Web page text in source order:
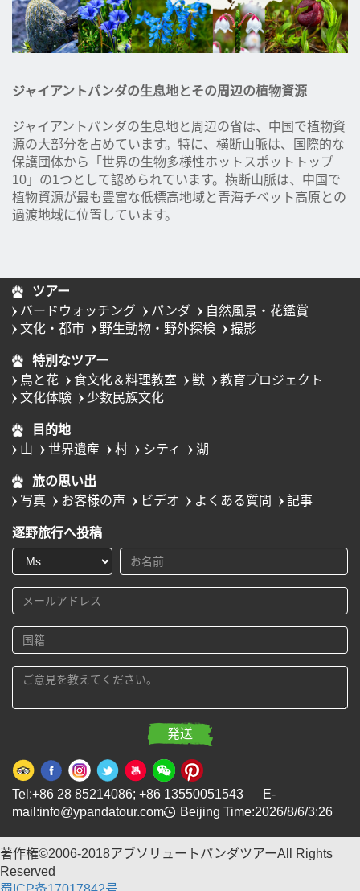
ジャイアントパンダの生息地とその周辺の植物資源
ジャイアントパンダの生息地と周辺の省は、中国で植物資
源の大部分を占めています。特に、横断山脈は、国際的な
保護団体から「世界の生物多様性ホットスポットトップ
10」の1つとして認められています。横断山脈は、中国で
植物資源が最も豊富な低標高地域と青海チベット高原との
過渡地域に位置しています。
ツアー
バードウォッチング
パンダ
自然風景・花鑑賞
文化・都市
野生動物・野外探検 撮影
特別なツアー
鳥と花
食文化＆料理教室 獣
教育プロジェクト
文化体験
少数民族文化
目的地
山
世界遺産 村 シティ 湖
旅の思い出
写真
お客様の声 ビデオ よくある質問 記事
逐野旅行へ投稿
Tel:+86 28 85214086; +86 13550051543 E-
mail:info@ypandatour.com
Beijing Time:2026/8/6/3:26
著作権©2006-2018アブソリュートパンダツアーAll Rights
Reserved